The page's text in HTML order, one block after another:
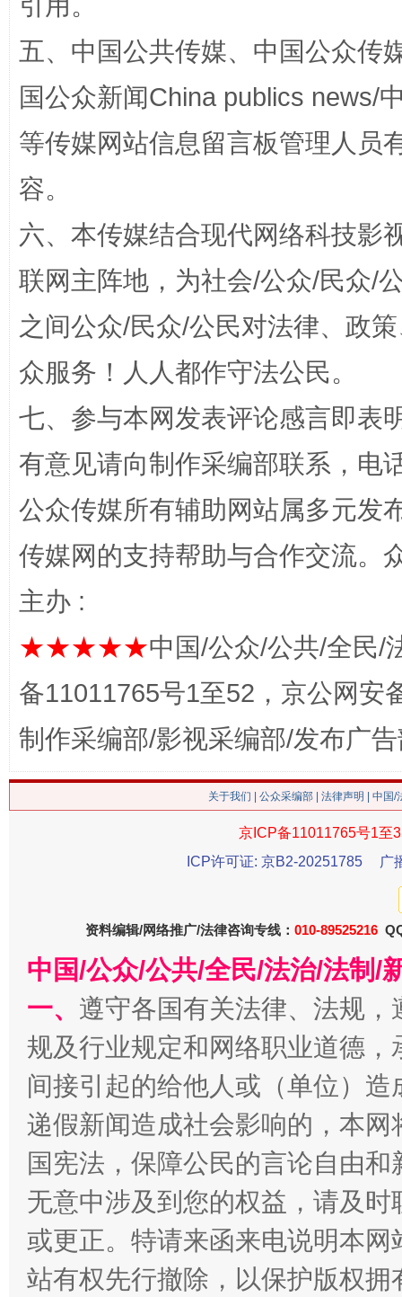
今
魏明
五、中国公共传媒、中国公众传
国公众新闻China publics news/
等传媒网站信息留言板管理人员
容。
六、本传媒结合现代网络科技影
联网主阵地，为社会/公众/民众/
之间公众/民众/公民对法律、政
众服务！人人都作守法公民。
七、参与本网发表评论感言即表
有意见请向制作采编部联系，电
公众传媒所有辅助网站属多元发
传媒网的支持帮助与合作交流。
主办 :
★★★★★中国/公众/公共/全民/
备11011765号1至52，京公网安
制作采编部/影视采编部/发布广
关于我们 公众采编部 法律声明 | 中国
京ICP备11011765号1至
ICP许可证: 京B2-20251785
广
资料编辑/网络推广/法律咨询专线： 010-89525216
中国/公众/公共/全民/法治/法制/
一、 遵守各国有关法律、法规
规及行业规定和网络职业道德
间接引起的给他人或（单位）
递假新闻造成社会影响的，本
国宪法，保障公民的言论自由
无意中涉及到您的权益，请及
或更正。特请来函来电说明本
站有权先行撤除，以保护版权